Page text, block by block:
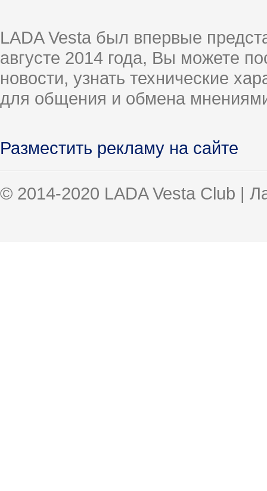
LADA Vesta был впервые
августе 2014 года, Вы можете
новости, узнать технические
для общения и обмена
Разместить рекламу на сайте
© 2014-2020 LADA Vesta Club |